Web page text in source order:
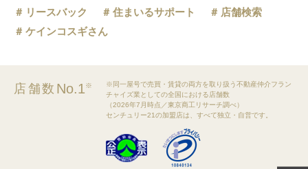
リースバック
住まいるサポート
店舗検索
ケインコスギさん
店舗数 No.1※
※同一屋号で売買・賃貸の両方を取り扱う不動産仲介フラン
チャイズ業としての全国における店舗数
（2026年7月時点／東京商工リサーチ調べ）
センチュリー21の加盟店は、すべて独立・自営です。